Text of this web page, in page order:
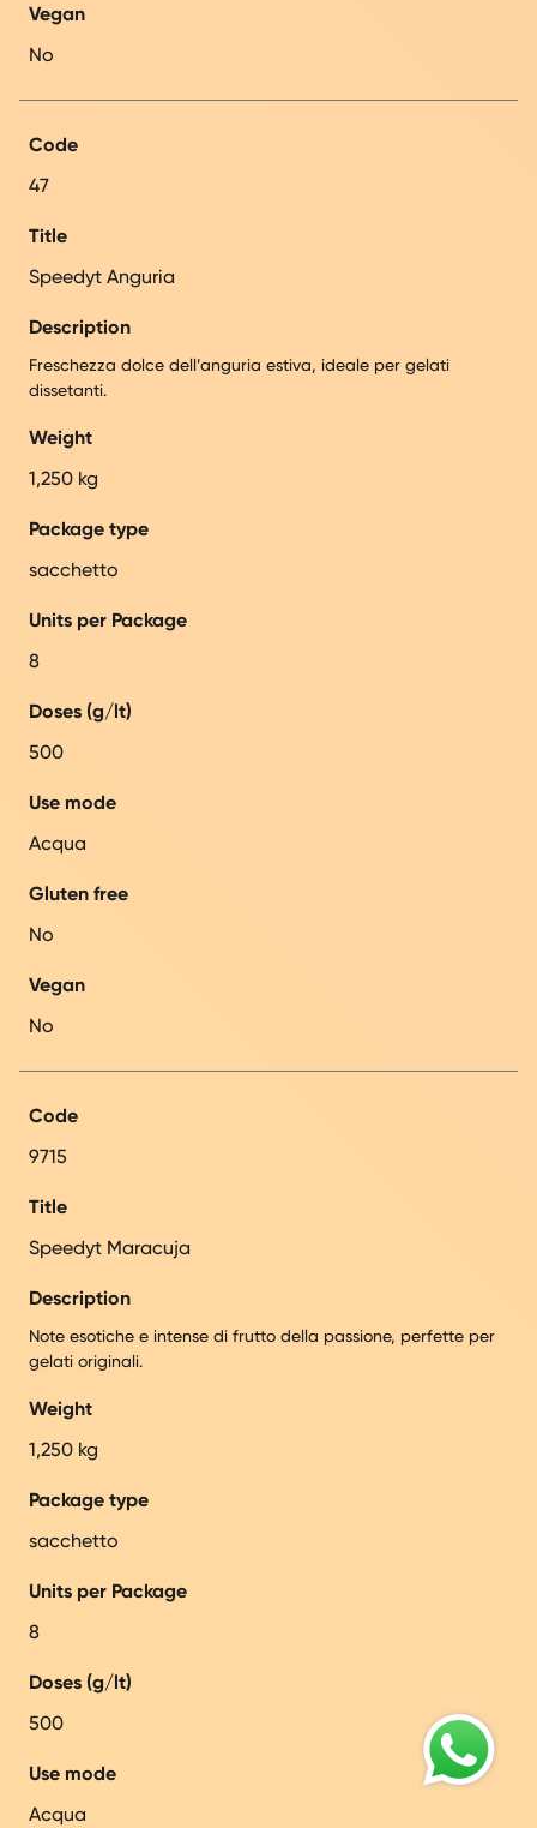
Vegan
No
Code
47
Title
Speedyt Anguria
Description
Freschezza dolce dell’anguria estiva, ideale per gelati
dissetanti.
Weight
1,250 kg
Package type
sacchetto
Units per Package
8
Doses (g/lt)
500
Use mode
Acqua
Gluten free
No
Vegan
No
Code
9715
Title
Speedyt Maracuja
Description
Note esotiche e intense di frutto della passione, perfette per
gelati originali.
Weight
1,250 kg
Package type
sacchetto
Units per Package
8
Doses (g/lt)
500
Use mode
Acqua